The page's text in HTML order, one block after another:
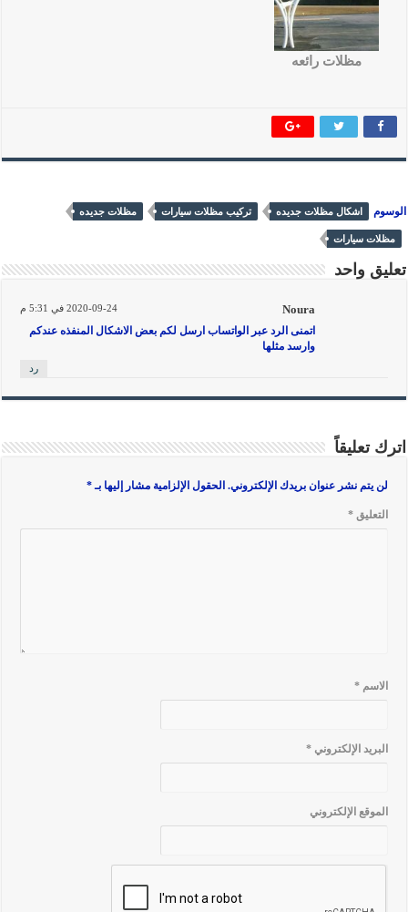
مظلات رائعه
الوسوم اشكال مظلات جديده تركيب مظلات سيارات مظلات جديده
مظلات سيارات
تعليق واحد
Noura 2020-09-24 في 5:31 م
اتمنى الرد عبر الواتساب ارسل لكم بعض الاشكال المنفذه عندكم
وارسد مثلها
رد
اترك تعليقاً
لن يتم نشر عنوان بريدك الإلكتروني. الحقول الإلزامية مشار إليها بـ*
التعليق*
الاسم*
البريد الإلكتروني*
الموقع الإلكتروني